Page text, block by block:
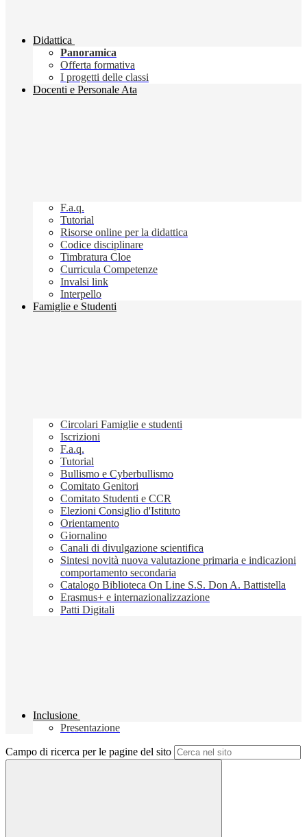
Didattica
Panoramica
Offerta formativa
I progetti delle classi
Docenti e Personale Ata
F.a.q.
Tutorial
Risorse online per la didattica
Codice disciplinare
Timbratura Cloe
Curricula Competenze
Invalsi link
Interpello
Famiglie e Studenti
Circolari Famiglie e studenti
Iscrizioni
F.a.q.
Tutorial
Bullismo e Cyberbullismo
Comitato Genitori
Comitato Studenti e CCR
Elezioni Consiglio d'Istituto
Orientamento
Giornalino
Canali di divulgazione scientifica
Sintesi novità nuova valutazione primaria e indicazioni
comportamento secondaria
Catalogo Biblioteca On Line S.S. Don A. Battistella
Erasmus+ e internazionalizzazione
Patti Digitali
Inclusione
Presentazione
Campo di ricerca per le pagine del sito